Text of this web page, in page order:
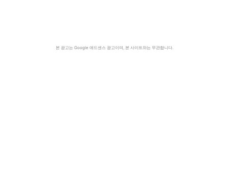
본 광고는 Google 애드센스 광고이며, 본 사이트와는 무관합니다.